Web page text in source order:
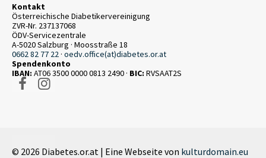
Kontakt
Österreichische Diabetikervereinigung
ZVR-Nr. 237137068
ÖDV-Servicezentrale
A-5020 Salzburg · Moosstraße 18
0662 82 77 22 · oedv.office(at)diabetes.or.at
Spendenkonto
IBAN: AT06 3500 0000 0813 2490 · BIC: RVSAAT2S
© 2026 Diabetes.or.at | Eine Webseite von kulturdomain.eu